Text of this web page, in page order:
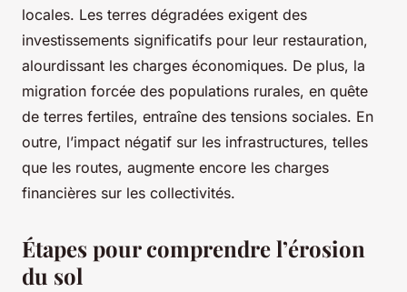
locales. Les terres dégradées exigent des
investissements significatifs pour leur restauration,
alourdissant les charges économiques. De plus, la
migration forcée des populations rurales, en quête
de terres fertiles, entraîne des tensions sociales. En
outre, l’impact négatif sur les infrastructures, telles
que les routes, augmente encore les charges
financières sur les collectivités.
Étapes pour comprendre l’érosion
du sol